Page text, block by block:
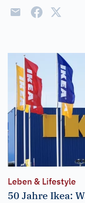
Leben & Lifestyle
50 Jahre Ikea: